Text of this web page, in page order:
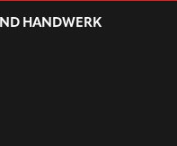
HANDWERK